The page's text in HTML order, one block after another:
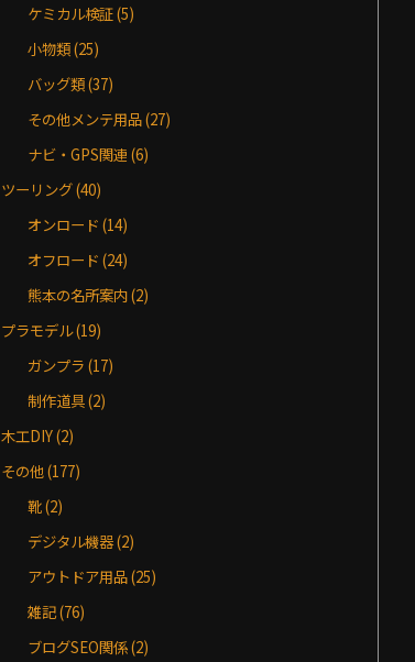
ケミカル検証(5)
小物類(25)
バッグ類(37)
その他メンテ用品(27)
ナビ・GPS関連(6)
ツーリング(40)
オンロード(14)
オフロード(24)
熊本の名所案内(2)
プラモデル(19)
ガンプラ(17)
制作道具(2)
木工DIY(2)
その他(177)
靴(2)
デジタル機器(2)
アウトドア用品(25)
雑記(76)
ブログSEO関係(2)